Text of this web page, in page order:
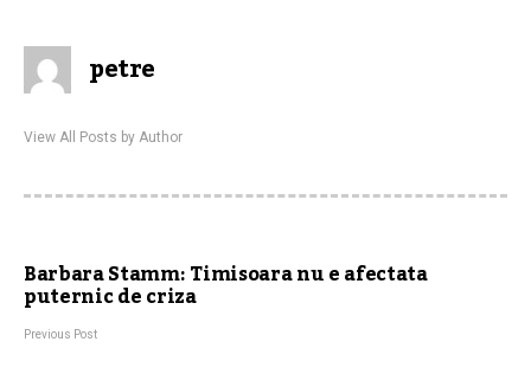
petre
View All Posts by Author
Barbara Stamm: Timisoara nu e afectata
puternic de criza
Previous Post